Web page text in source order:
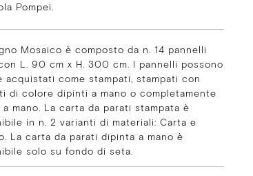
Pompei.
Mosaico è composto da n. 14 pannelli
L. 90 cm x H. 300 cm. I pannelli possono
acquistati come stampati, stampati con
di colore dipinti a mano o completamente
mano. La carta da parati stampata è
in n. 2 varianti di materiali: Carta e
La carta da parati dipinta a mano è
solo su fondo di seta.